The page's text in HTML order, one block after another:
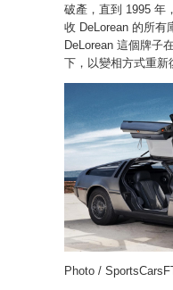
破產，直到 1995 年
收 DeLorean 的所有
DeLorean 這個牌子
下，以變相方式重新
Photo /